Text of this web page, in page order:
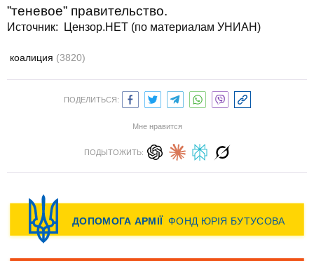
”теневое” правительство.
Источник: Цензор.НЕТ (по материалам УНИАН)
коалиция (3820)
ПОДЕЛИТЬСЯ:
Мне нравится
ПОДЫТОЖИТЬ: